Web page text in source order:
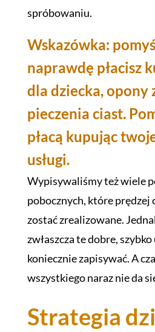
spróbowaniu.
Wskazówka:
naprawdę płacisz
dla dziecka, opony
pieczenia ciast.
płacą kupując
usługi.
Wypisywaliśmy też wiele
pobocznych, które prędzej
zostać zrealizowane.
zwłaszcza te dobre,
koniecznie zapisywać. A
wszystkiego naraz nie da
Strategia